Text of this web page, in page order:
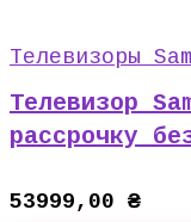
Телевизоры
Телевизор
рассрочку
53999,00 ₴